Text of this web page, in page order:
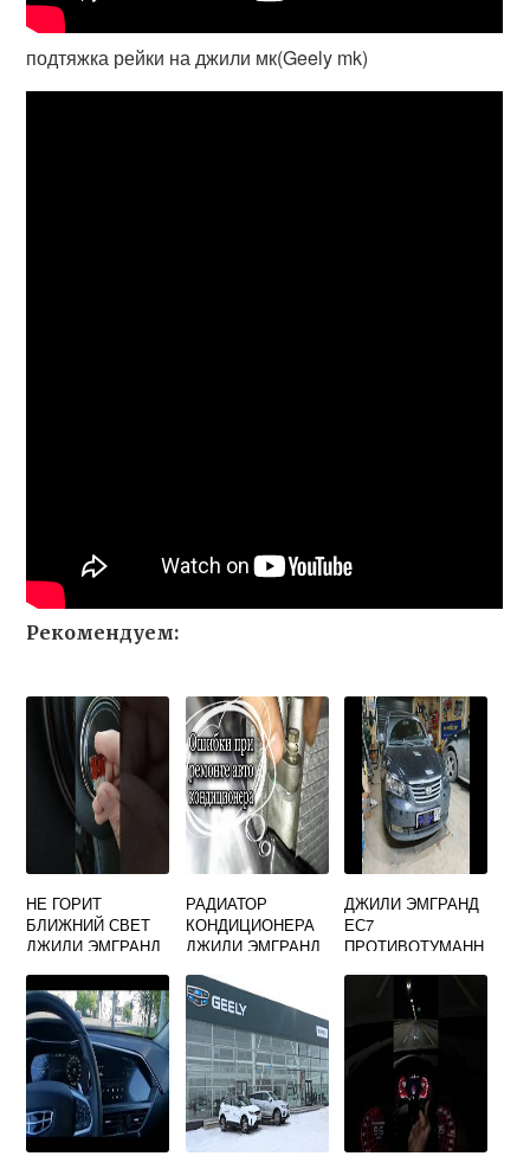
подтяжка рейки на джили мк(Geely mk)
Рекомендуем:
НЕ ГОРИТ
БЛИЖНИЙ СВЕТ
ДЖИЛИ ЭМГРАНД
РАДИАТОР
КОНДИЦИОНЕРА
ДЖИЛИ ЭМГРАНД
ДЖИЛИ ЭМГРАНД
ЕС7
ПРОТИВОТУМАНН